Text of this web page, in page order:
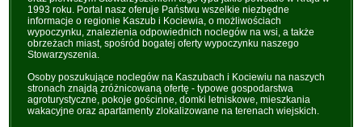
1993 roku. Portal nasz oferuje Państwu wszelkie niezbędne
informacje o regionie Kaszub i Kociewia, o możliwościach
wypoczynku, znalezienia odpowiednich noclegów na wsi, a także
obrzeżach miast, spośród bogatej oferty wypoczynku naszego
Stowarzyszenia.
Osoby poszukujące noclegów na Kaszubach i Kociewiu na naszych
stronach znajdą zróżnicowaną ofertę - typowe gospodarstwa
agroturystyczne, pokoje gościnne, domki letniskowe, mieszkania
wakacyjne oraz apartamenty zlokalizowane na terenach wiejskich.